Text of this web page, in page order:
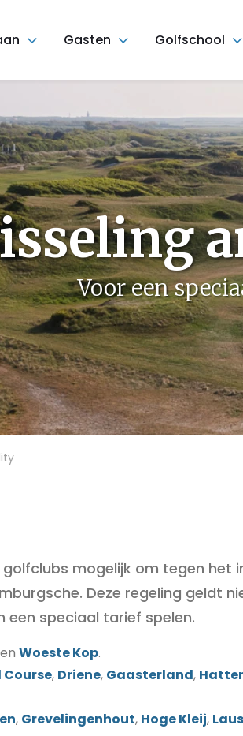
Gasten Golfschool
Voor een
mogelijk om tegen
Deze regeling geldt
een speciaal tarief spelen.
en Woeste Kop.
, Driene, Gaasterland,
, Grevelingenhout, Hoge Kleij,